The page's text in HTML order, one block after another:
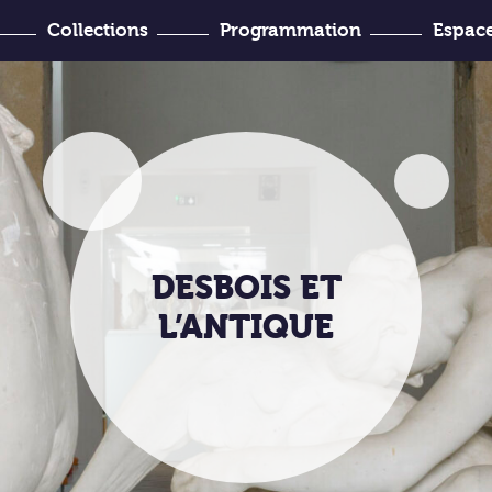
Collections Programmation
DESBOIS ET
L’ANTIQUE